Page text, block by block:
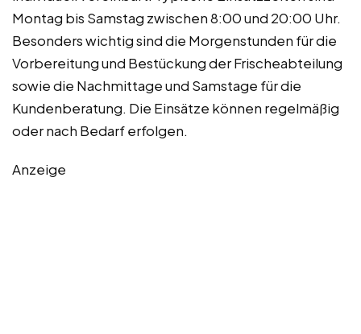
Montag bis Samstag zwischen 8:00 und 20:00 Uhr.
Besonders wichtig sind die Morgenstunden für die
Vorbereitung und Bestückung der Frischeabteilung
sowie die Nachmittage und Samstage für die
Kundenberatung. Die Einsätze können regelmäßig
oder nach Bedarf erfolgen.
Anzeige